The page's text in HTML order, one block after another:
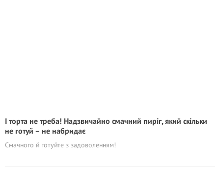
І торта не треба! Надзвичайно смачний пиріг, який скільки
не готуй – не набридає
Смачного й готуйте з задоволенням!